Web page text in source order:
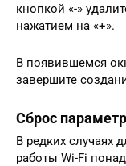
кнопкой «-»
нажатием на «+».
В появившемся
завершите
Сброс
В редких случаях
работы Wi-Fi